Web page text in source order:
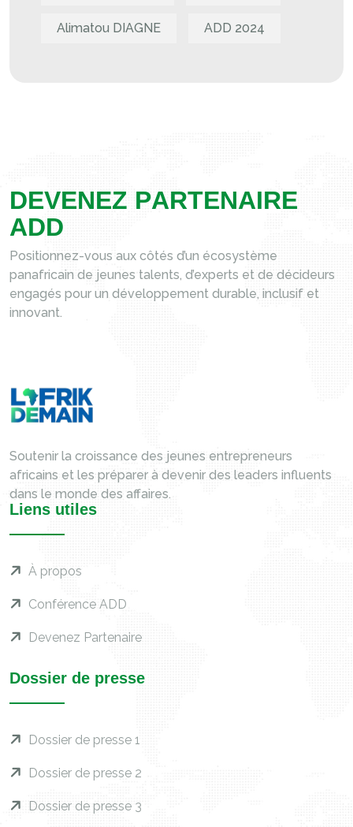
Alimatou DIAGNE ADD 2024
DEVENEZ PARTENAIRE
ADD
Positionnez-vous aux côtés d’un écosystème
panafricain de jeunes talents, d’experts et de décideurs
engagés pour un développement durable, inclusif et
innovant.
Soutenir la croissance des jeunes entrepreneurs
africains et les préparer à devenir des leaders influents
dans le monde des affaires.
Liens utiles
À propos
Conférence ADD
Devenez Partenaire
Dossier de presse
Dossier de presse 1
Dossier de presse 2
Dossier de presse 3